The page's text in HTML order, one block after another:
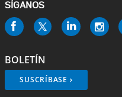
SÍGANOS
BOLETÍN
SUSCRÍBASE